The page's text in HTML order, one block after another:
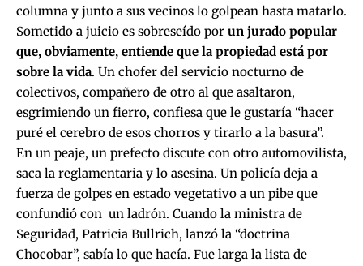
columna y junto a sus vecinos lo golpean hasta matarlo.
Sometido a juicio es sobreseído por un jurado popular
que, obviamente, entiende que la propiedad está por
sobre la vida. Un chofer del servicio nocturno de
colectivos, compañero de otro al que asaltaron,
esgrimiendo un fierro, confiesa que le gustaría “hacer
puré el cerebro de esos chorros y tirarlo a la basura”.
En un peaje, un prefecto discute con otro automovilista,
saca la reglamentaria y lo asesina. Un policía deja a
fuerza de golpes en estado vegetativo a un pibe que
confundió con un ladrón. Cuando la ministra de
Seguridad, Patricia Bullrich, lanzó la “doctrina
Chocobar”, sabía lo que hacía. Fue larga la lista de